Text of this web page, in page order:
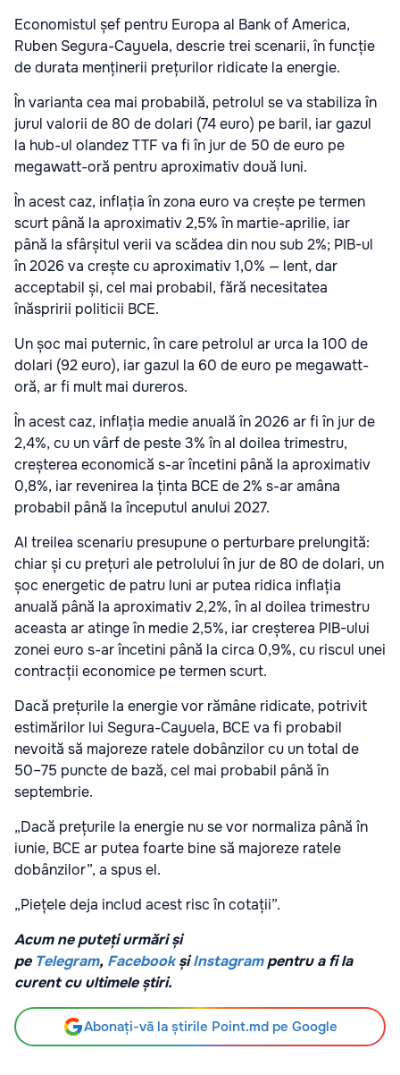
Economistul șef pentru Europa al Bank of America,
Ruben Segura-Cayuela, descrie trei scenarii, în funcție
de durata menținerii prețurilor ridicate la energie.
În varianta cea mai probabilă, petrolul se va stabiliza în
jurul valorii de 80 de dolari (74 euro) pe baril, iar gazul
la hub-ul olandez TTF va fi în jur de 50 de euro pe
megawatt-oră pentru aproximativ două luni.
În acest caz, inflația în zona euro va crește pe termen
scurt până la aproximativ 2,5% în martie-aprilie, iar
până la sfârșitul verii va scădea din nou sub 2%; PIB-ul
în 2026 va crește cu aproximativ 1,0% — lent, dar
acceptabil și, cel mai probabil, fără necesitatea
înăspririi politicii BCE.
Un șoc mai puternic, în care petrolul ar urca la 100 de
dolari (92 euro), iar gazul la 60 de euro pe megawatt-
oră, ar fi mult mai dureros.
În acest caz, inflația medie anuală în 2026 ar fi în jur de
2,4%, cu un vârf de peste 3% în al doilea trimestru,
creșterea economică s-ar încetini până la aproximativ
0,8%, iar revenirea la ținta BCE de 2% s-ar amâna
probabil până la începutul anului 2027.
Al treilea scenariu presupune o perturbare prelungită:
chiar și cu prețuri ale petrolului în jur de 80 de dolari, un
șoc energetic de patru luni ar putea ridica inflația
anuală până la aproximativ 2,2%, în al doilea trimestru
aceasta ar atinge în medie 2,5%, iar creșterea PIB-ului
zonei euro s-ar încetini până la circa 0,9%, cu riscul unei
contracții economice pe termen scurt.
Dacă prețurile la energie vor rămâne ridicate, potrivit
estimărilor lui Segura-Cayuela, BCE va fi probabil
nevoită să majoreze ratele dobânzilor cu un total de
50–75 puncte de bază, cel mai probabil până în
septembrie.
„Dacă prețurile la energie nu se vor normaliza până în
iunie, BCE ar putea foarte bine să majoreze ratele
dobânzilor”, a spus el.
„Piețele deja includ acest risc în cotații”.
Acum ne puteți urmări și
pe Telegram, Facebook șiInstagrampentru a fi la
curent cu ultimele știri.
Abonați-vă la știrile Point.md pe Google